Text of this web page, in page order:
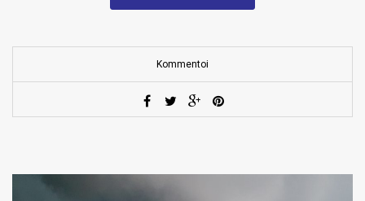
Kommentoi